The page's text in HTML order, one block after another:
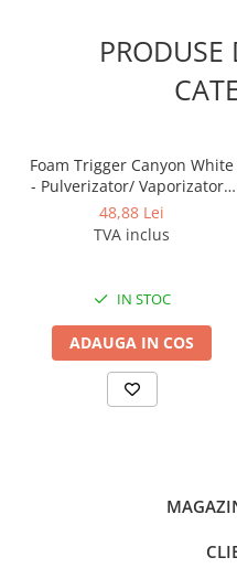
PRODUSE
Foam Trigger Canyon White
- Pulverizator/ Vaporizator /
Declansator spuma, 5L
48,88 Lei
TVA inclus
IN STOC
ADAUGA IN COS